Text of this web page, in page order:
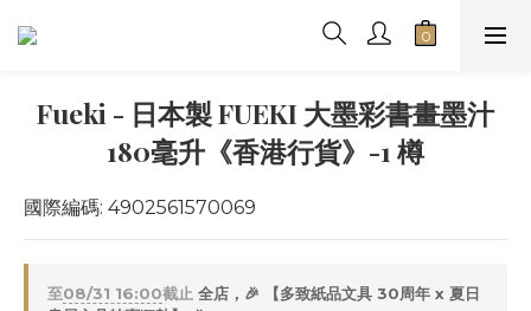
Fueki - 日本製 FUEKI 大墨彩書畫墨汁
180毫升《香港行貨》-1 樽
國際編碼: 4902561570069
至08/31 16:00截止 全店，🎉 【多致紙品文具 30周年 x 夏日